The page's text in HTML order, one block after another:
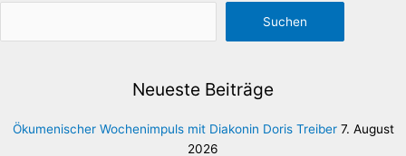
Suchen
Neueste Beiträge
Ökumenischer Wochenimpuls mit Diakonin Doris Treiber 7. August
2026